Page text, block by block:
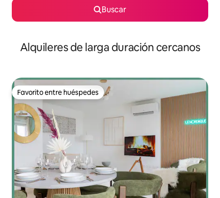
Buscar
Alquileres de larga duración cercanos
Favorito entre huéspedes
Favorito entre huéspedes